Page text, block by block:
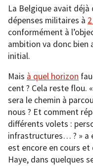
La Belgique avait déjà
dépenses militaires à
conformément à
ambition va donc bien
initial.
Mais à quel horizon
cent ? Cela reste flou.
sera le chemin à
nous ? Et comment
différents volets :
infrastructures… ? » a
est encore en cours
Haye, dans quelques